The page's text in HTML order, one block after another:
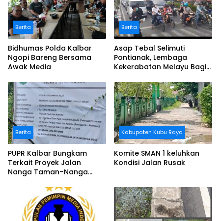
Berita
Bidhumas Polda Kalbar
Ngopi Bareng Bersama
Awak Media
Berita
Asap Tebal Selimuti
Pontianak, Lembaga
Kekerabatan Melayu Bagi
Berita
PUPR Kalbar Bungkam
Terkait Proyek Jalan
Nanga Taman–Nanga
Bermasalah
Kabupaten Kubu Raya
Komite SMAN 1 keluhkan
Kondisi Jalan Rusak